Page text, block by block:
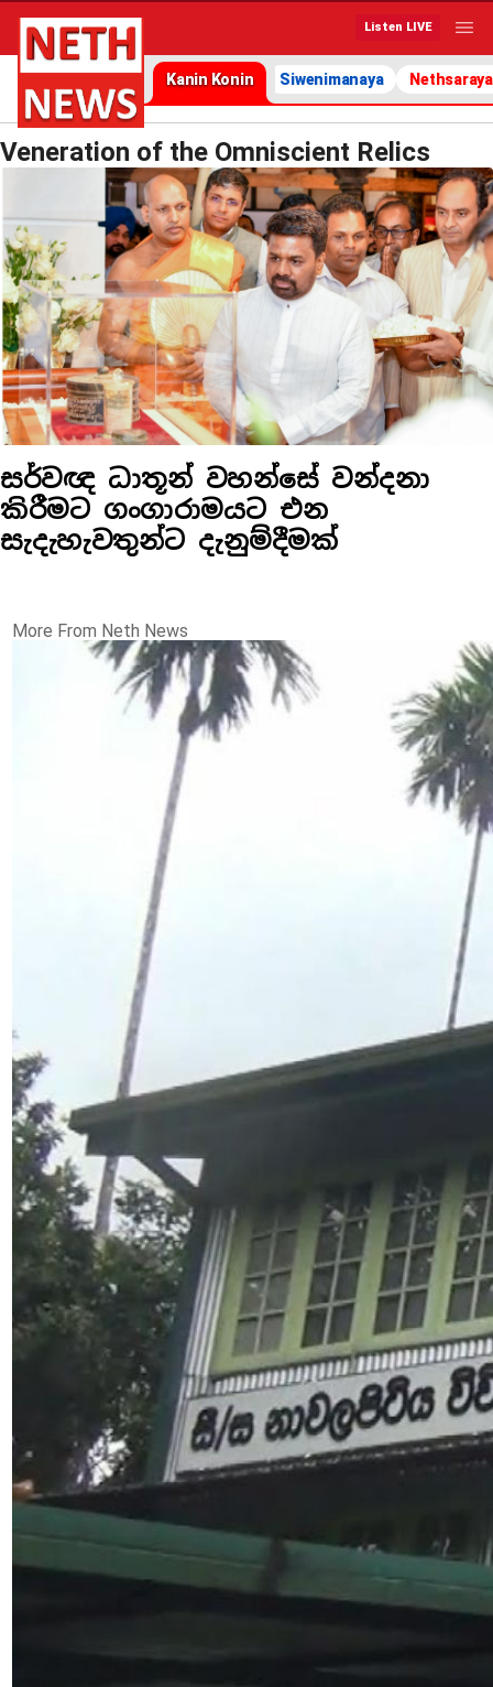
Listen LIVE
Kanin Konin Siwenimanaya Nethsaraya
Veneration of the Omniscient Relics
සර්වඥ ධාතූන් වහන්සේ වන්දනා
කිරීමට ගංගාරාමයට එන
සැදැහැවතුන්ට දැනුම්දීමක්
More From Neth News